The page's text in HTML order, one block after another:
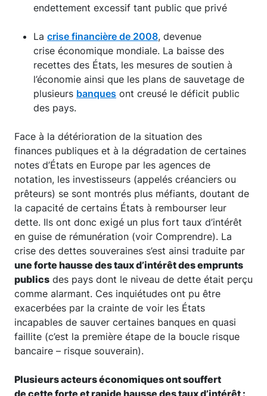
endettement excessif tant public que privé
La crise financière de 2008, devenue
crise économique mondiale. La baisse des
recettes des États, les mesures de soutien à
l’économie ainsi que les plans de sauvetage de
plusieurs banques ont creusé le déficit public
des pays.
Face à la détérioration de la situation des
finances publiques et à la dégradation de certaines
notes d’États en Europe par les agences de
notation, les investisseurs (appelés créanciers ou
prêteurs) se sont montrés plus méfiants, doutant de
la capacité de certains États à rembourser leur
dette. Ils ont donc exigé un plus fort taux d’intérêt
en guise de rémunération (voir Comprendre). La
crise des dettes souveraines s’est ainsi traduite par
une forte hausse des taux d’intérêt des emprunts
publics des pays dont le niveau de dette était perçu
comme alarmant. Ces inquiétudes ont pu être
exacerbées par la crainte de voir les États
incapables de sauver certaines banques en quasi
faillite (c’est la première étape de la boucle risque
bancaire – risque souverain).
Plusieurs acteurs économiques ont souffert
de cette forte et rapide hausse des taux d’intérêt :